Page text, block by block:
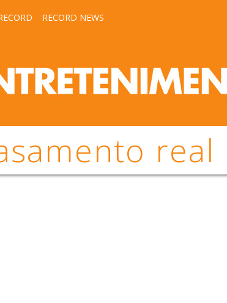
RECORD NEWS
real